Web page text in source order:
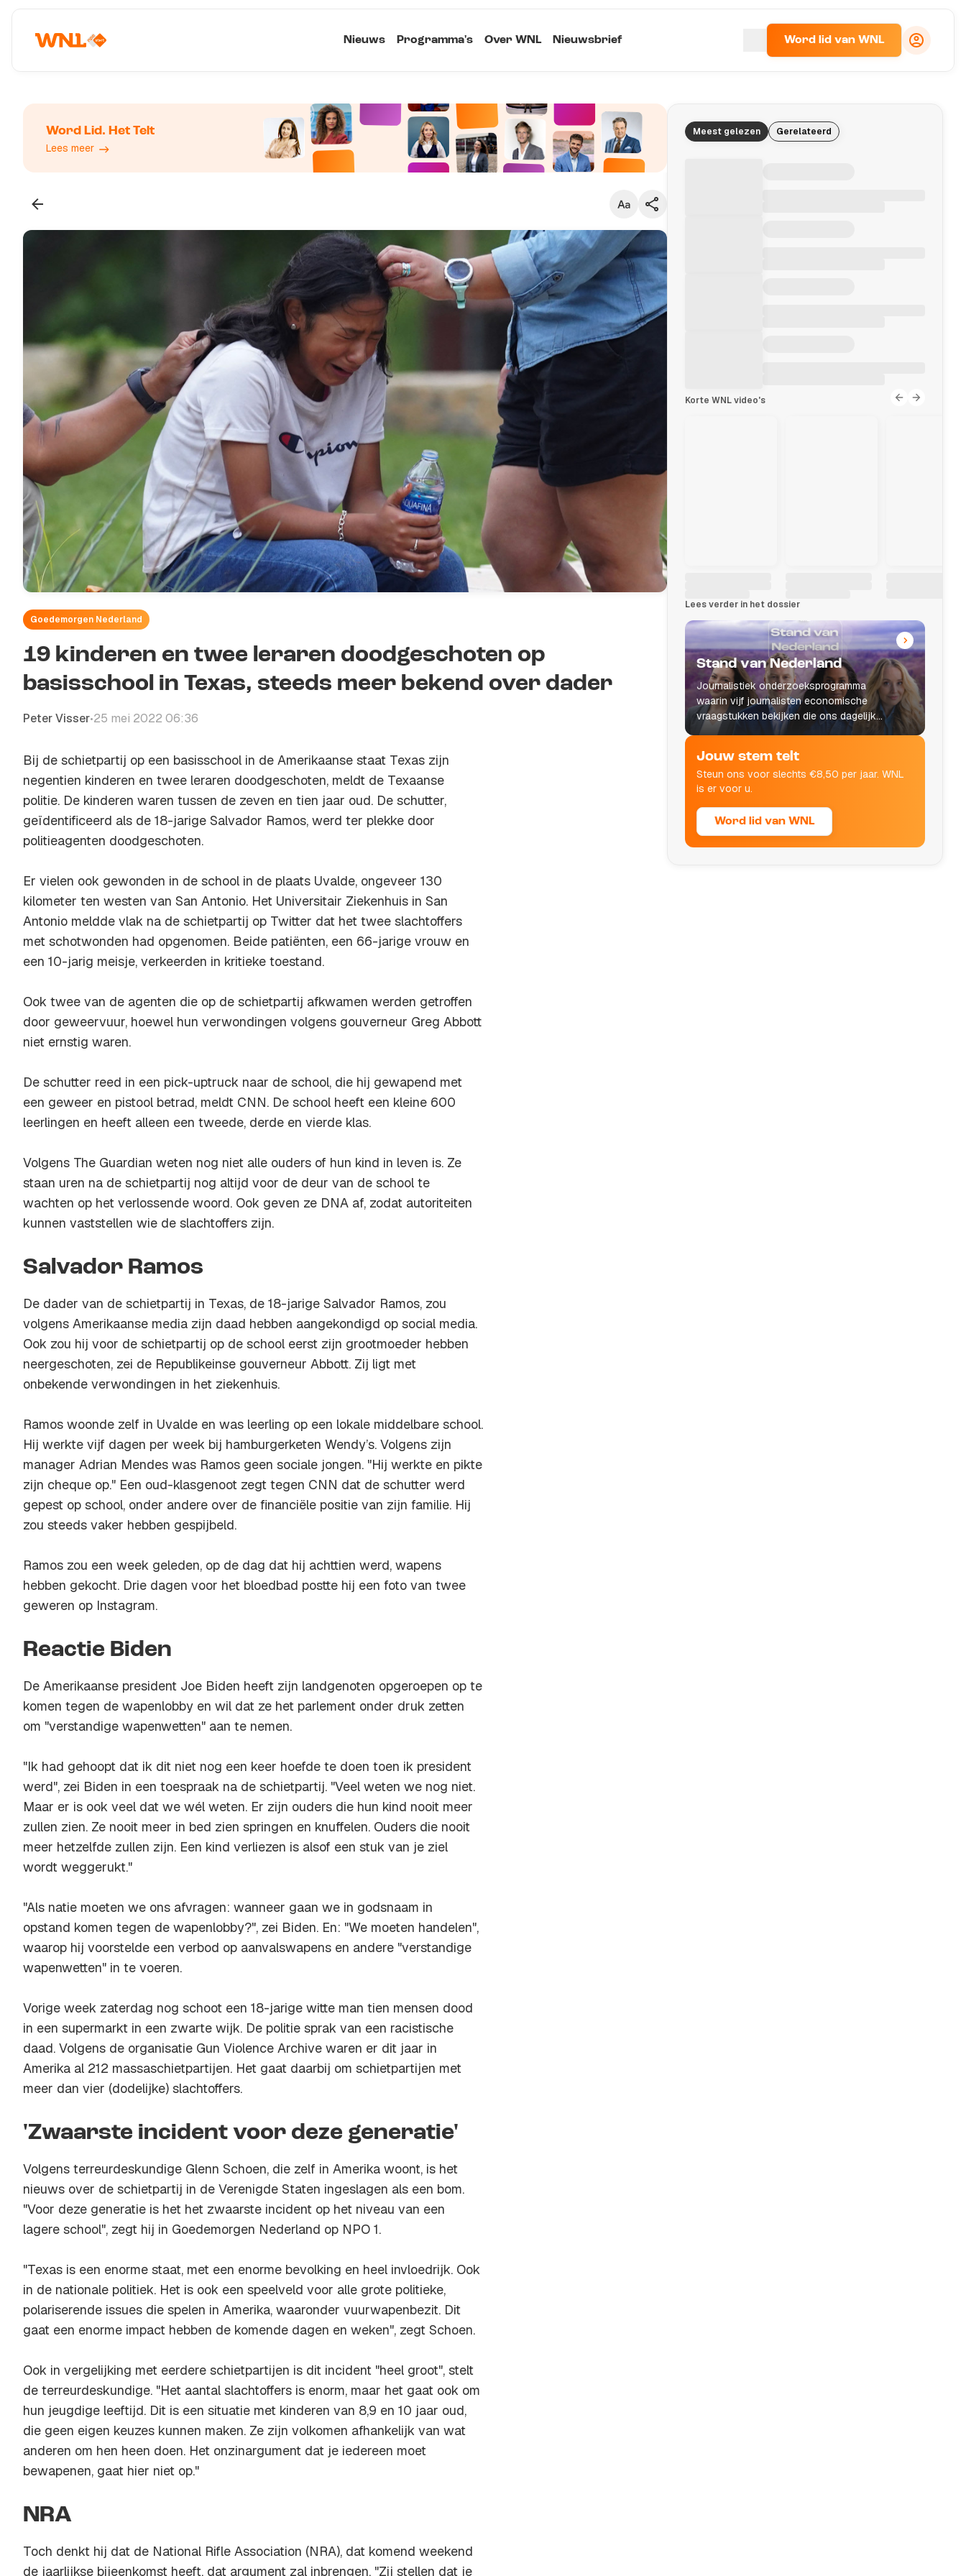
Nieuws Programma's Over WNL Nieuwsbrief Word lid van WNL
Word Lid. Het Telt
Lees meer
Klein
Standaard
Groot
Kopieer link
Goedemorgen Nederland
19 kinderen en twee leraren doodgeschoten op
basisschool in Texas, steeds meer bekend over dader
Peter Visser•25 mei 2022 06:36
Bij de schietpartij op een basisschool in de Amerikaanse staat Texas zijn
negentien kinderen en twee leraren doodgeschoten, meldt de Texaanse
politie. De kinderen waren tussen de zeven en tien jaar oud. De schutter,
geïdentificeerd als de 18-jarige Salvador Ramos, werd ter plekke door
politieagenten doodgeschoten.
Er vielen ook gewonden in de school in de plaats Uvalde, ongeveer 130
kilometer ten westen van San Antonio. Het Universitair Ziekenhuis in San
Antonio meldde vlak na de schietpartij op Twitter dat het twee slachtoffers
met schotwonden had opgenomen. Beide patiënten, een 66-jarige vrouw en
een 10-jarig meisje, verkeerden in kritieke toestand.
Ook twee van de agenten die op de schietpartij afkwamen werden getroffen
door geweervuur, hoewel hun verwondingen volgens gouverneur Greg Abbott
niet ernstig waren.
De schutter reed in een pick-uptruck naar de school, die hij gewapend met
een geweer en pistool betrad, meldt CNN. De school heeft een kleine 600
leerlingen en heeft alleen een tweede, derde en vierde klas.
Volgens The Guardian weten nog niet alle ouders of hun kind in leven is. Ze
staan uren na de schietpartij nog altijd voor de deur van de school te
wachten op het verlossende woord. Ook geven ze DNA af, zodat autoriteiten
kunnen vaststellen wie de slachtoffers zijn.
Salvador Ramos
De dader van de schietpartij in Texas, de 18-jarige Salvador Ramos, zou
volgens Amerikaanse media zijn daad hebben aangekondigd op social media.
Ook zou hij voor de schietpartij op de school eerst zijn grootmoeder hebben
neergeschoten, zei de Republikeinse gouverneur Abbott. Zij ligt met
onbekende verwondingen in het ziekenhuis.
Ramos woonde zelf in Uvalde en was leerling op een lokale middelbare school.
Hij werkte vijf dagen per week bij hamburgerketen Wendy’s. Volgens zijn
manager Adrian Mendes was Ramos geen sociale jongen. "Hij werkte en pikte
zijn cheque op." Een oud-klasgenoot zegt tegen CNN dat de schutter werd
gepest op school, onder andere over de financiële positie van zijn familie. Hij
zou steeds vaker hebben gespijbeld.
Ramos zou een week geleden, op de dag dat hij achttien werd, wapens
hebben gekocht. Drie dagen voor het bloedbad postte hij een foto van twee
geweren op Instagram.
Reactie Biden
De Amerikaanse president Joe Biden heeft zijn landgenoten opgeroepen op te
komen tegen de wapenlobby en wil dat ze het parlement onder druk zetten
om "verstandige wapenwetten" aan te nemen.
"Ik had gehoopt dat ik dit niet nog een keer hoefde te doen toen ik president
werd", zei Biden in een toespraak na de schietpartij. "Veel weten we nog niet.
Maar er is ook veel dat we wél weten. Er zijn ouders die hun kind nooit meer
zullen zien. Ze nooit meer in bed zien springen en knuffelen. Ouders die nooit
meer hetzelfde zullen zijn. Een kind verliezen is alsof een stuk van je ziel
wordt weggerukt."
"Als natie moeten we ons afvragen: wanneer gaan we in godsnaam in
opstand komen tegen de wapenlobby?", zei Biden. En: "We moeten handelen",
waarop hij voorstelde een verbod op aanvalswapens en andere "verstandige
wapenwetten" in te voeren.
Vorige week zaterdag nog schoot een 18-jarige witte man tien mensen dood
in een supermarkt in een zwarte wijk. De politie sprak van een racistische
daad. Volgens de organisatie Gun Violence Archive waren er dit jaar in
Amerika al 212 massaschietpartijen. Het gaat daarbij om schietpartijen met
meer dan vier (dodelijke) slachtoffers.
'Zwaarste incident voor deze generatie'
Volgens terreurdeskundige Glenn Schoen, die zelf in Amerika woont, is het
nieuws over de schietpartij in de Verenigde Staten ingeslagen als een bom.
"Voor deze generatie is het het zwaarste incident op het niveau van een
lagere school", zegt hij in Goedemorgen Nederland op NPO 1.
"Texas is een enorme staat, met een enorme bevolking en heel invloedrijk. Ook
in de nationale politiek. Het is ook een speelveld voor alle grote politieke,
polariserende issues die spelen in Amerika, waaronder vuurwapenbezit. Dit
gaat een enorme impact hebben de komende dagen en weken", zegt Schoen.
Ook in vergelijking met eerdere schietpartijen is dit incident "heel groot", stelt
de terreurdeskundige. "Het aantal slachtoffers is enorm, maar het gaat ook om
hun jeugdige leeftijd. Dit is een situatie met kinderen van 8,9 en 10 jaar oud,
die geen eigen keuzes kunnen maken. Ze zijn volkomen afhankelijk van wat
anderen om hen heen doen. Het onzinargument dat je iedereen moet
bewapenen, gaat hier niet op."
NRA
Toch denkt hij dat de National Rifle Association (NRA), dat komend weekend
de jaarlijkse bijeenkomst heeft, dat argument zal inbrengen. "Zij stellen dat je
Meest gelezen Gerelateerd
Korte WNL video's
Lees verder in het dossier
Stand van Nederland
Journalistiek onderzoeksprogramma
waarin vijf journalisten economische
vraagstukken bekijken die ons dagelijks
leven raken.
Jouw stem telt
Steun ons voor slechts €8,50 per jaar. WNL
is er voor u.
Word lid van WNL